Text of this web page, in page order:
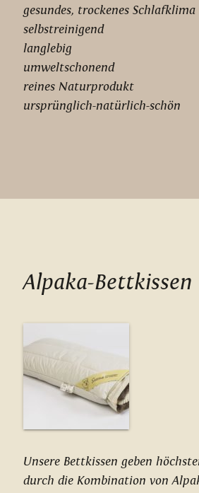
gesundes, trockenes Schlafklima
selbstreinigend
langlebig
umweltschonend
reines Naturprodukt
ursprünglich-natürlich-schön
Alpaka-Bettkissen
Unsere Bettkissen geben
durch die Kombination von